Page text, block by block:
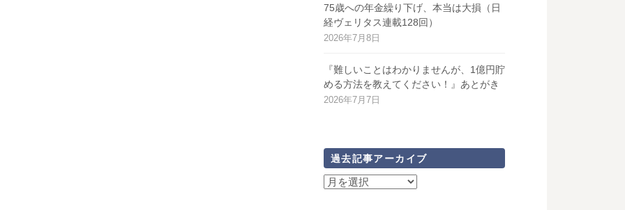
75歳への年金繰り下げ、本当は大損（日
経ヴェリタス連載128回）
2026年7月8日
『難しいことはわかりませんが、1億円貯
める方法を教えてください！』あとがき
2026年7月7日
過去記事アーカイブ
過